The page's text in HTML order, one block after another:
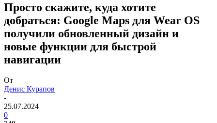
Просто скажите, куда хотите
добраться: Google Maps для Wear OS
получили обновленный дизайн и
новые функции для быстрой
навигации
От
Денис Курапов
-
25.07.2024
0